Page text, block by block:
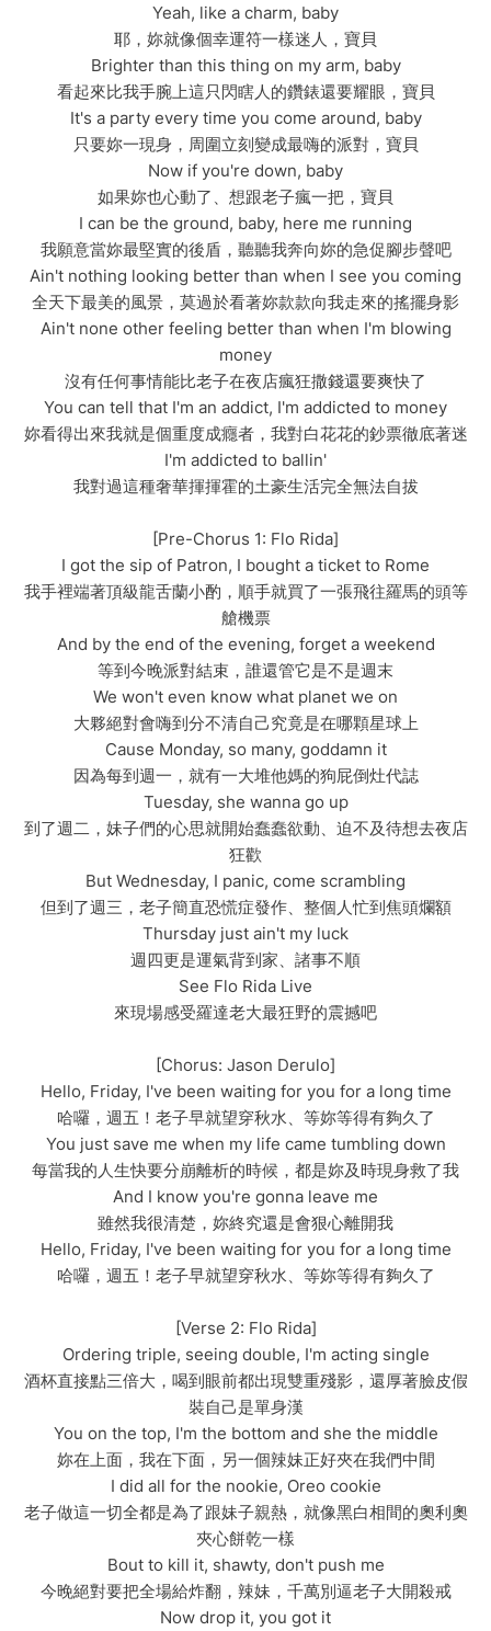
Yeah, like a charm, baby
耶，妳就像個幸運符一樣迷人，寶貝
Brighter than this thing on my arm, baby
看起來比我手腕上這只閃瞎人的鑽錶還要耀眼，寶貝
It's a party every time you come around, baby
只要妳一現身，周圍立刻變成最嗨的派對，寶貝
Now if you're down, baby
如果妳也心動了、想跟老子瘋一把，寶貝
I can be the ground, baby, here me running
我願意當妳最堅實的後盾，聽聽我奔向妳的急促腳步聲吧
Ain't nothing looking better than when I see you coming
全天下最美的風景，莫過於看著妳款款向我走來的搖擺身影
Ain't none other feeling better than when I'm blowing
money
沒有任何事情能比老子在夜店瘋狂撒錢還要爽快了
You can tell that I'm an addict, I'm addicted to money
妳看得出來我就是個重度成癮者，我對白花花的鈔票徹底著迷
I'm addicted to ballin'
我對過這種奢華揮揮霍的土豪生活完全無法自拔
[Pre-Chorus 1: Flo Rida]
I got the sip of Patron, I bought a ticket to Rome
我手裡端著頂級龍舌蘭小酌，順手就買了一張飛往羅馬的頭等
艙機票
And by the end of the evening, forget a weekend
等到今晚派對結束，誰還管它是不是週末
We won't even know what planet we on
大夥絕對會嗨到分不清自己究竟是在哪顆星球上
Cause Monday, so many, goddamn it
因為每到週一，就有一大堆他媽的狗屁倒灶代誌
Tuesday, she wanna go up
到了週二，妹子們的心思就開始蠢蠢欲動、迫不及待想去夜店
狂歡
But Wednesday, I panic, come scrambling
但到了週三，老子簡直恐慌症發作、整個人忙到焦頭爛額
Thursday just ain't my luck
週四更是運氣背到家、諸事不順
See Flo Rida Live
來現場感受羅達老大最狂野的震撼吧
[Chorus: Jason Derulo]
Hello, Friday, I've been waiting for you for a long time
哈囉，週五！老子早就望穿秋水、等妳等得有夠久了
You just save me when my life came tumbling down
每當我的人生快要分崩離析的時候，都是妳及時現身救了我
And I know you're gonna leave me
雖然我很清楚，妳終究還是會狠心離開我
Hello, Friday, I've been waiting for you for a long time
哈囉，週五！老子早就望穿秋水、等妳等得有夠久了
[Verse 2: Flo Rida]
Ordering triple, seeing double, I'm acting single
酒杯直接點三倍大，喝到眼前都出現雙重殘影，還厚著臉皮假
裝自己是單身漢
You on the top, I'm the bottom and she the middle
妳在上面，我在下面，另一個辣妹正好夾在我們中間
I did all for the nookie, Oreo cookie
老子做這一切全都是為了跟妹子親熱，就像黑白相間的奧利奧
夾心餅乾一樣
Bout to kill it, shawty, don't push me
今晚絕對要把全場給炸翻，辣妹，千萬別逼老子大開殺戒
Now drop it, you got it